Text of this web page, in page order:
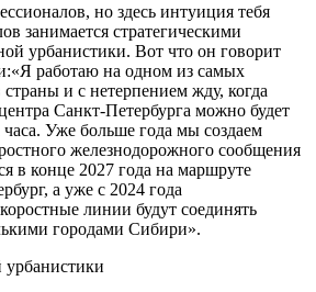
но здесь интуиция тебя
занимается стратегическими
урбанистики. Вот что он говорит
работаю на одном из самых
и с нетерпением жду, когда
Санкт-Петербурга можно будет
часа. Уже больше года мы создаем
железнодорожного сообщения
в конце 2027 года на маршруте
а уже с 2024 года
линии будут соединять
городами Сибири».
урбанистики